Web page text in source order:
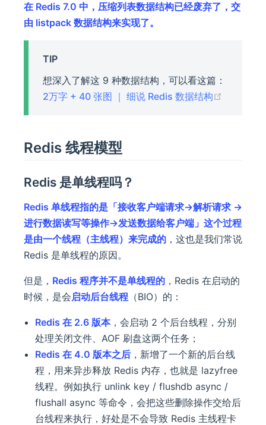
在 Redis 7.0 中，压缩列表数据结构已经废弃了，交
由 listpack 数据结构来实现了。
TIP
想深入了解这 9 种数据结构，可以看这篇：
2万字 + 40 张图 ｜ 细说 Redis 数据结构
Redis 线程模型
Redis 是单线程吗？
Redis 单线程指的是「接收客户端请求->解析请求 ->
进行数据读写等操作->发送数据给客户端」这个过程
是由一个线程（主线程）来完成的 ，这也是我们常说
Redis 是单线程的原因。
但是， Redis 程序并不是单线程的 ，Redis 在启动的
时候，是会启动后台线程 （BIO）的：
Redis 在 2.6 版本，会启动 2 个后台线程，分别
处理关闭文件、AOF 刷盘这两个任务；
Redis 在 4.0 版本之后 ，新增了一个新的后台线
程，用来异步释放 Redis 内存，也就是 lazyfree
线程。例如执行 unlink key / flushdb async /
flushall async 等命令，会把这些删除操作交给后
台线程来执行，好处是不会导致 Redis 主线程卡